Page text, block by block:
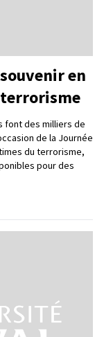
en
font des milliers de
de la Journée
du terrorisme,
pour des